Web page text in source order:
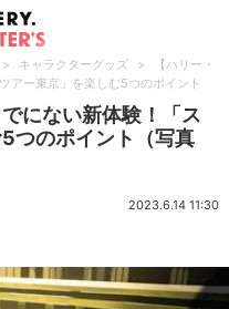
> キャラクターグッズ >
【ハリー・
アー東京」を楽しむ5つのポイント
にない新体験！「ス
つのポイント（写真
2023.6.14 11:30